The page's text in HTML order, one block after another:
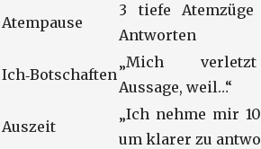
Atempause
3 tiefe
Antworten
Ich‑Botschaften
„Mich
Aussage, weil…“
Auszeit
„Ich nehme mir
um klarer zu